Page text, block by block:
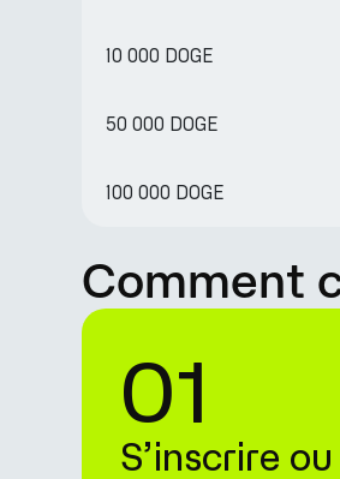
10 000 DOGE
50 000 DOGE
100 000 DOGE
Comment
01
S’inscrire